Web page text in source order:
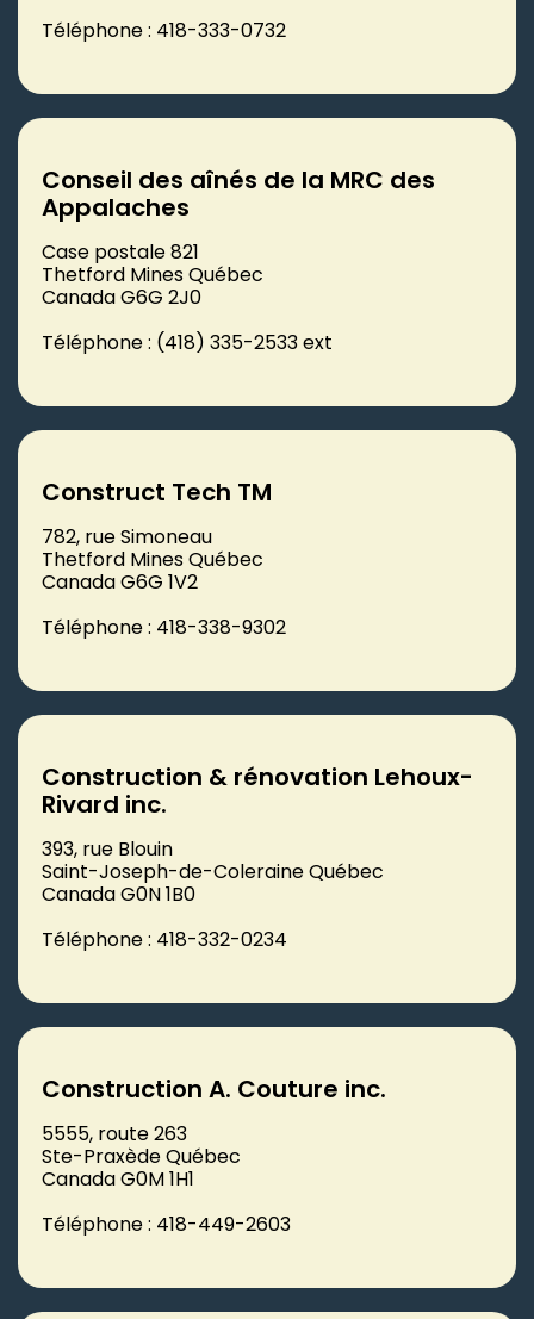
Téléphone : 418-333-0732
Conseil des aînés de la MRC des
Appalaches
Case postale 821
Thetford Mines Québec
Canada G6G 2J0
Téléphone : (418) 335-2533 ext
Construct Tech TM
782, rue Simoneau
Thetford Mines Québec
Canada G6G 1V2
Téléphone : 418-338-9302
Construction & rénovation Lehoux-
Rivard inc.
393, rue Blouin
Saint-Joseph-de-Coleraine Québec
Canada G0N 1B0
Téléphone : 418-332-0234
Construction A. Couture inc.
5555, route 263
Ste-Praxède Québec
Canada G0M 1H1
Téléphone : 418-449-2603